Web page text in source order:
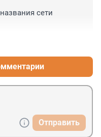
сети
Отправить